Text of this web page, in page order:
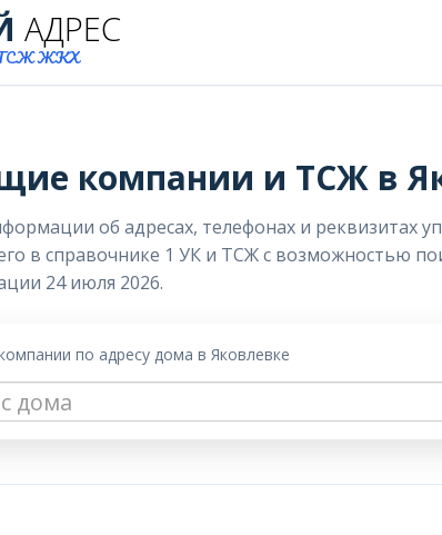
АДРЕС
ТСЖ ЖКХ
компании и ТСЖ в
об адресах, телефонах и реквизитах
в справочнике 1 УК и ТСЖ с возможностью
24 июля 2026.
по адресу дома в Яковлевке